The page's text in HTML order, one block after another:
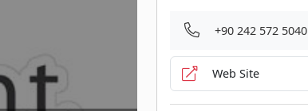
+90 242 572 5040
Web Site